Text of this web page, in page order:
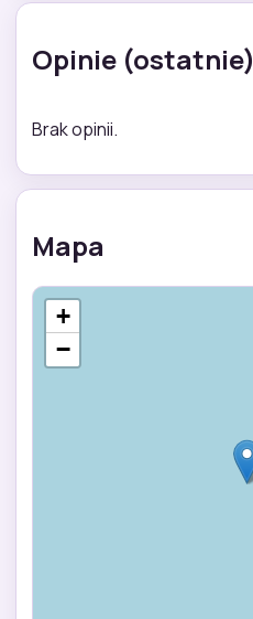
Opinie (ostatnie)
Brak opinii.
Mapa
+
−